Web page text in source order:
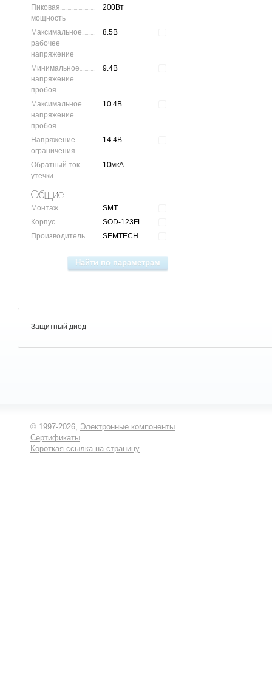
Пиковая
мощность
200Вт
Максимальное
рабочее
напряжение
8.5В
Минимальное
напряжение
пробоя
9.4В
Максимальное
напряжение
пробоя
10.4В
Напряжение
ограничения
14.4В
Обратный ток
утечки
10мкА
Общие
Монтаж
SMT
Корпус
SOD-123FL
Производитель
SEMTECH
Защитный диод
© 1997-2026, Электронные компоненты
Сертификаты
Короткая ссылка на страницу